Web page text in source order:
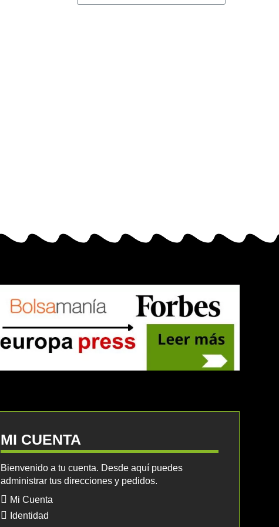
MI CUENTA
Bienvenido a tu cuenta. Desde aquí puedes
administrar tus direcciones y pedidos.
Mi Cuenta
Identidad